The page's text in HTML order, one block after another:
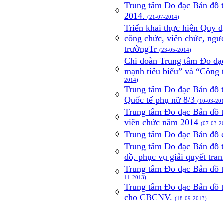
◊
Trung tâm Đo đạc Bản
2014. (21-07-2014)
◊
Triển khai thực hiện Quy
công chức, viên chức,
trườngTr (23-05-2014)
◊
Chi đoàn Trung tâm Đo
mạnh tiêu biểu” và
2014)
◊
Trung tâm Đo đạc Bản đồ
Quốc tế phụ nữ 8/3 (10-03-
◊
Trung tâm Đo đạc Bản đồ
viên chức năm 2014 (07-03-
◊ Trung tâm Đo đạc Bản
◊
Trung tâm Đo đạc Bản đồ
đồ, phục vụ giải quyết
◊ Trung tâm Đo đạc Bản
11-2013)
◊
Trung tâm Đo đạc Bản đồ
cho CBCNV. (18-09-2013)